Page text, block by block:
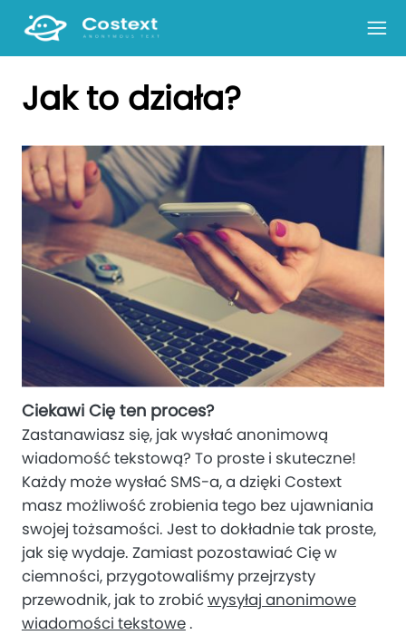
Jak to działa
Login
Jak to działa?
Ciekawi Cię ten proces?
Zastanawiasz się, jak wysłać anonimową
wiadomość tekstową? To proste i skuteczne!
Każdy może wysłać SMS-a, a dzięki Costext
masz możliwość zrobienia tego bez ujawniania
swojej tożsamości. Jest to dokładnie tak proste,
jak się wydaje. Zamiast pozostawiać Cię w
ciemności, przygotowaliśmy przejrzysty
przewodnik, jak to zrobićwysyłaj anonimowe
wiadomości tekstowe.